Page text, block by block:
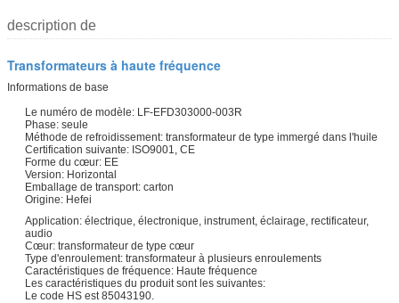
description de
Transformateurs à haute fréquence
Informations de base
Le numéro de modèle: LF-EFD303000-003R
Phase: seule
Méthode de refroidissement: transformateur de type immergé dans l'huile
Certification suivante: ISO9001, CE
Forme du cœur: EE
Version: Horizontal
Emballage de transport: carton
Origine: Hefei
Application: électrique, électronique, instrument, éclairage, rectificateur,
audio
Cœur: transformateur de type cœur
Type d'enroulement: transformateur à plusieurs enroulements
Caractéristiques de fréquence: Haute fréquence
Les caractéristiques du produit sont les suivantes:
Le code HS est 85043190.